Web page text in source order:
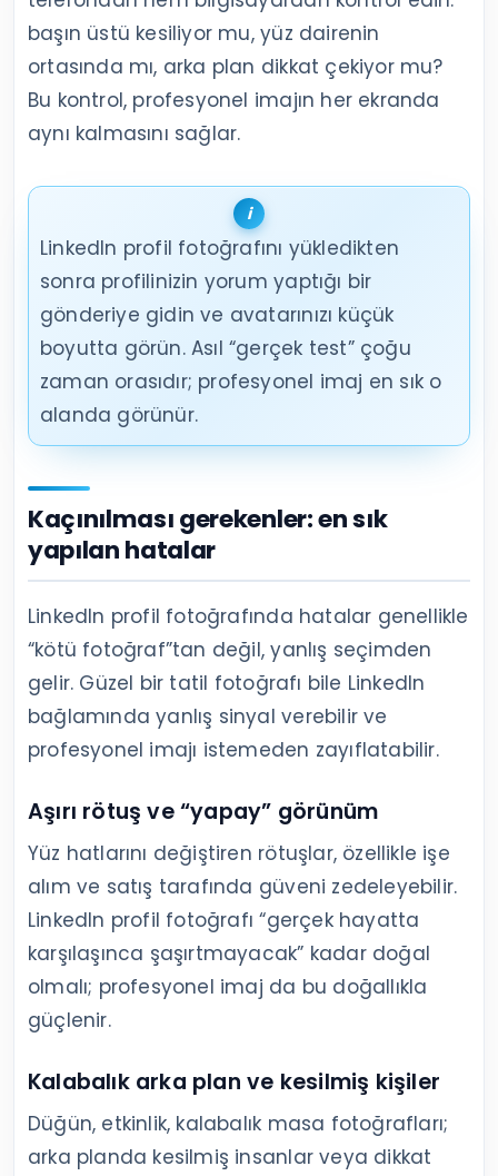
başın üstü kesiliyor mu, yüz dairenin
ortasında mı, arka plan dikkat çekiyor mu?
Bu kontrol, profesyonel imajın her ekranda
aynı kalmasını sağlar.
LinkedIn profil fotoğrafını yükledikten
sonra profilinizin yorum yaptığı bir
gönderiye gidin ve avatarınızı küçük
boyutta görün. Asıl “gerçek test” çoğu
zaman orasıdır; profesyonel imaj en sık o
alanda görünür.
Kaçınılması gerekenler: en sık
yapılan hatalar
LinkedIn profil fotoğrafında hatalar genellikle
“kötü fotoğraf”tan değil, yanlış seçimden
gelir. Güzel bir tatil fotoğrafı bile LinkedIn
bağlamında yanlış sinyal verebilir ve
profesyonel imajı istemeden zayıflatabilir.
Aşırı rötuş ve “yapay” görünüm
Yüz hatlarını değiştiren rötuşlar, özellikle işe
alım ve satış tarafında güveni zedeleyebilir.
LinkedIn profil fotoğrafı “gerçek hayatta
karşılaşınca şaşırtmayacak” kadar doğal
olmalı; profesyonel imaj da bu doğallıkla
güçlenir.
Kalabalık arka plan ve kesilmiş kişiler
Düğün, etkinlik, kalabalık masa fotoğrafları;
arka planda kesilmiş insanlar veya dikkat